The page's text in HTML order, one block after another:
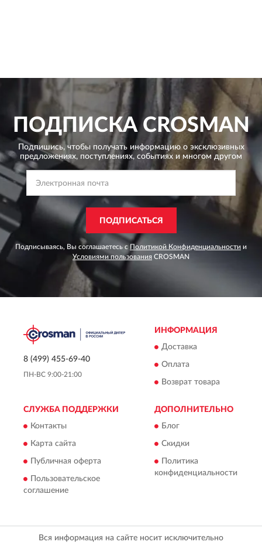
ПОДПИСКАCROSMAN
Подпишись, чтобы получать информацию о эксклюзивных
предложениях, поступлениях, событиях и многом другом
ПОДПИСАТЬСЯ
Подписываясь, Вы соглашаетесь с Политикой Конфиденциальности и
Условиями пользования CROSMAN
8 (499) 455-69-40
ПН-ВС 9:00-21:00
ИНФОРМАЦИЯ
Доставка
Оплата
Возврат товара
СЛУЖБА ПОДДЕРЖКИ
Контакты
Карта сайта
Публичная оферта
Пользовательское
соглашение
ДОПОЛНИТЕЛЬНО
Блог
Скидки
Политика
конфиденциальности
Вся информация на сайте носит исключительно